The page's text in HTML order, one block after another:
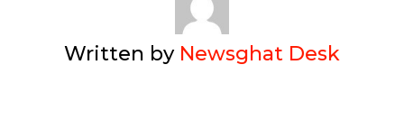
Written by Newsghat Desk